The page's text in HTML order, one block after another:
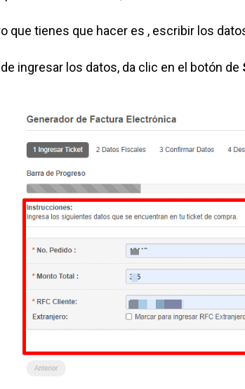
que tienes que hacer es , escribir los
ingresar los datos, da clic en el botón de